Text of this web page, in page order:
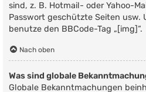
sind, z. B. Hotmail- oder Yahoo-
Passwort geschützte Seiten usw.
benutze den BBCode-Tag „[img]“.
Nach oben
Was sind globale
Globale Bekanntmachungen